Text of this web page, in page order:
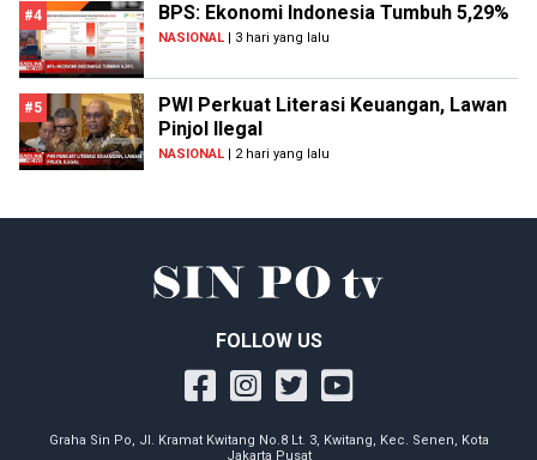
#4 BPS: Ekonomi Indonesia Tumbuh 5,29%
NASIONAL | 3 hari yang lalu
#5
PWI Perkuat Literasi Keuangan, Lawan
Pinjol Ilegal
NASIONAL | 2 hari yang lalu
FOLLOW US
Graha Sin Po, Jl. Kramat Kwitang No.8 Lt. 3, Kwitang, Kec. Senen, Kota
Jakarta Pusat